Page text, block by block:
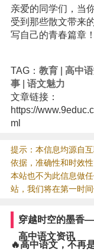
亲爱的同学们，当
受到那些散文带来
写自己的青春篇章
TAG： 教育| 高中
事| 语文魅力
文章链接：
https://
ml
提示：本信息均源自
依据，准确性和时效
本站也不为此信息做
站，我们将在第一时
穿越时空的墨香
高中语文资讯
🔥高中语文，不再